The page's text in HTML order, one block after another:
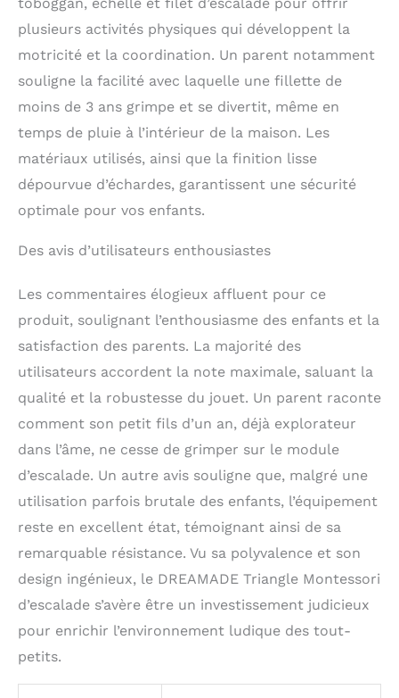
pour l’escalade avec
planche coulissante
peut être placé dans le
salon, la chambre des
enfants ou la garderie.
Les enfants peuvent
développer leur
coordination corporelle
en grimpant et en
glissant.
toboggan, échelle et filet d’escalade pour offrir
plusieurs activités physiques qui développent la
motricité et la coordination. Un parent notamment
souligne la facilité avec laquelle une fillette de
moins de 3 ans grimpe et se divertit, même en
temps de pluie à l’intérieur de la maison. Les
matériaux utilisés, ainsi que la finition lisse
dépourvue d’échardes, garantissent une sécurité
optimale pour vos enfants.
Des avis d’utilisateurs enthousiastes
Les commentaires élogieux affluent pour ce
produit, soulignant l’enthousiasme des enfants et la
satisfaction des parents. La majorité des
utilisateurs accordent la note maximale, saluant la
qualité et la robustesse du jouet. Un parent raconte
comment son petit fils d’un an, déjà explorateur
dans l’âme, ne cesse de grimper sur le module
d’escalade. Un autre avis souligne que, malgré une
utilisation parfois brutale des enfants, l’équipement
reste en excellent état, témoignant ainsi de sa
remarquable résistance. Vu sa polyvalence et son
design ingénieux, le DREAMADE Triangle Montessori
d’escalade s’avère être un investissement judicieux
pour enrichir l’environnement ludique des tout-
petits.